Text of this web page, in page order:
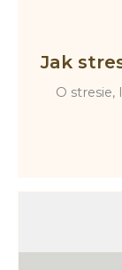
Jak
O stresie,